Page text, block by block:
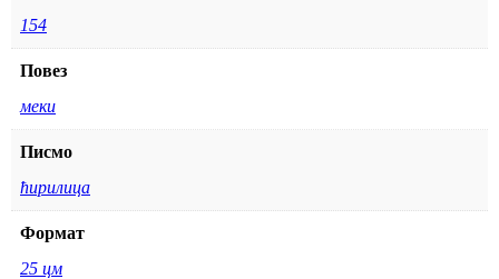
154
Повез
меки
Писмо
ћирилица
Формат
25 цм